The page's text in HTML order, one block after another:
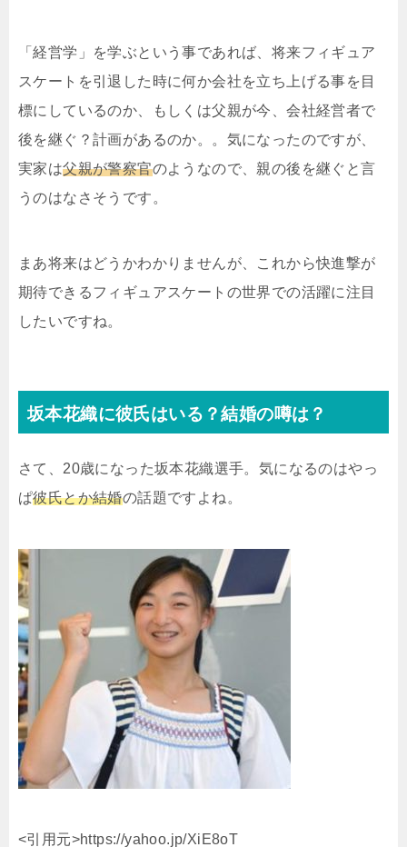
「経営学」を学ぶという事であれば、将来フィギュア
スケートを引退した時に何か会社を立ち上げる事を目
標にしているのか、もしくは父親が今、会社経営者で
後を継ぐ？計画があるのか。。気になったのですが、
実家は父親が警察官のようなので、親の後を継ぐと言
うのはなさそうです。
まあ将来はどうかわかりませんが、これから快進撃が
期待できるフィギュアスケートの世界での活躍に注目
したいですね。
坂本花織に彼氏はいる？結婚の噂は？
さて、20歳になった坂本花織選手。気になるのはやっ
ぱ彼氏とか結婚の話題ですよね。
<引用元>https://yahoo.jp/XiE8oT